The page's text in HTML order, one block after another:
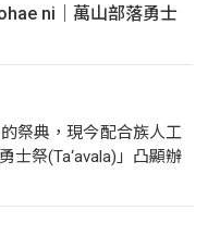
ni｜萬山部落勇士
祭典，現今配合族人工
士祭(Ta‘avala)」凸顯辦